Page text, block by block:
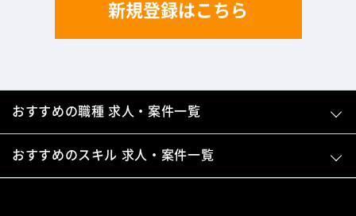
新規登録はこちら
おすすめの職種 求人・案件一覧
おすすめのスキル 求人・案件一覧